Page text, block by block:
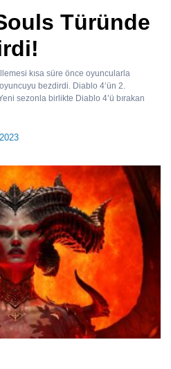
Türünde
kısa süre önce oyuncularla
bezdirdi. Diablo 4‘ün 2.
sezonla birlikte Diablo 4’ü bırakan